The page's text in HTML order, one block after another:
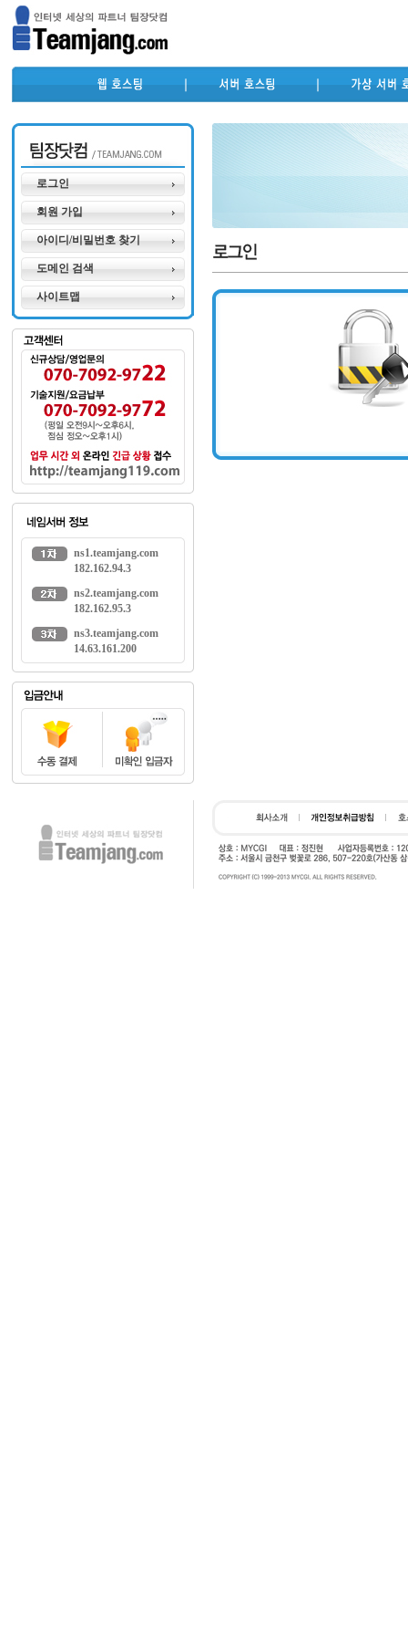
로그인
회원 가입
아이디/비밀번호 찾기
도메인 검색
사이트맵
ns1.teamjang.com
182.162.94.3
ns2.teamjang.com
182.162.95.3
ns3.teamjang.com
14.63.161.200